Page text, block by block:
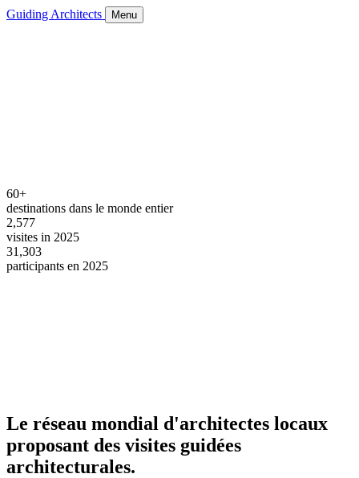
Guiding Architects Menu
60+
destinations dans le monde entier
2,577
visites in 2025
31,303
participants en 2025
Le réseau mondial d'architectes locaux
proposant des visites guidées
architecturales.